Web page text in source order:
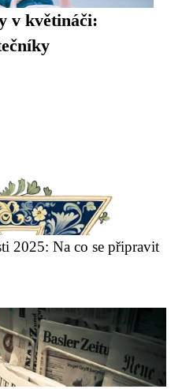
v květináči:
2025: Na co se připravit